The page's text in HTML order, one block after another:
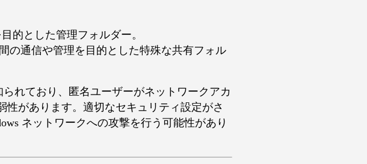
的とした管理フォルダー。
の通信や管理を目的とした特殊な共有フォル
れており、匿名ユーザーがネットワークアカ
があります。適切なセキュリティ設定がさ
ネットワークへの攻撃を行う可能性があり